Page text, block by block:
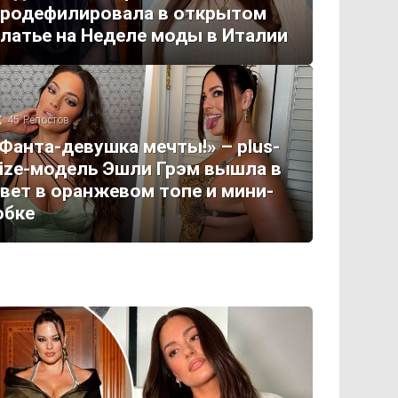
в открытом
на Неделе моды в Италии
45 Репостов
девушка мечты!» – plus-
модель Эшли Грэм вышла в
в оранжевом топе и мини-